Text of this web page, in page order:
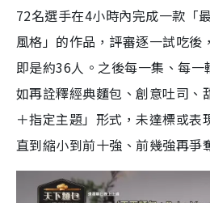
72名選手在4小時內完成一款「
風格」的作品，評審逐一試吃後
即是約36人。之後每一集、每
如再詮釋經典麵包、創意吐司、
＋指定主題」形式，未達標或表
直到縮小到前十強、前幾強再爭